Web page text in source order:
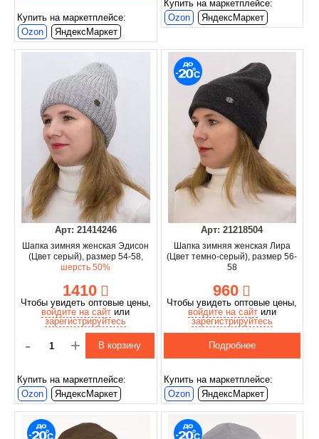
Купить на маркетплейсе:
Ozon
ЯндексМаркет
Купить на маркетплейсе:
Ozon
ЯндексМаркет
Арт: 21414246
Шапка зимняя женская Эдисон
(Цвет серый), размер 54-58,
шерсть 50%
1410
Чтобы увидеть оптовые цены,
войдите на сайт или
зарегистрируйтесь
- + В корзину
Купить на маркетплейсе:
Ozon
ЯндексМаркет
Арт: 21218504
Шапка зимняя женская Лира
(Цвет темно-серый), размер 56-
58
960
Чтобы увидеть оптовые цены,
войдите на сайтили
зарегистрируйтесь
Подробнее
Купить на маркетплейсе:
Ozon
ЯндексМаркет